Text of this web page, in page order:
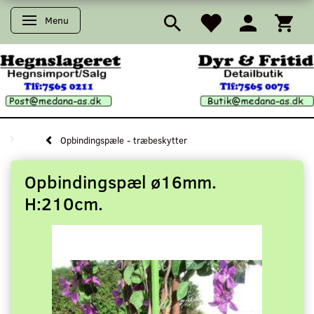
Skifte navigation
Menu
Opbindingspæle - træbeskytter
Opbindingspæl ø16mm.
H:210cm.